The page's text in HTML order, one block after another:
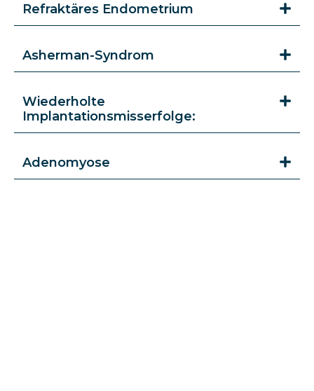
Refraktäres Endometrium
Asherman-Syndrom
Wiederholte
Implantationsmisserfolge:
Adenomyose